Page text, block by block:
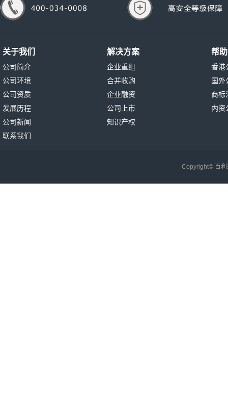
关于我们
公司简介
公司环境
公司资质
发展历程
公司新闻
联系我们
解决方案
企业重组
合并收购
企业融资
公司上市
知识产权
帮
香港
国外
商标
内资
Copyright© 百